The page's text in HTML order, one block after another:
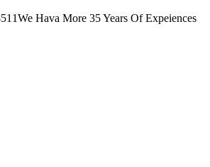
We Hava More 35 Years Of Expeiences